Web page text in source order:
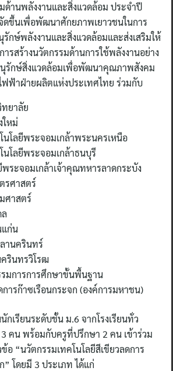
ด้านพลังงานและสิ่งแวดล้อม ประจำปี
ดขึ้นเพื่อพัฒนาศักยภาพเยาวชนในการ
รักษ์พลังงานและสิ่งแวดล้อมและส่งเสริมให้
รสร้างนวัตกรรมด้านการใช้พลังงานอย่าง
รักษ์สิ่งแวดล้อมเพื่อพัฒนาคุณภาพสังคม
ฟฟ้าฝ่ายผลิตแห่งประเทศไทย ร่วมกับ
ยาลัย
ใหม่
นโลยีพระจอมเกล้าพระนครเหนือ
นโลยีพระจอมเกล้าธนบุรี
ระจอมเกล้าเจ้าคุณทหารลาดกระบัง
รศาสตร์
ศาสตร์
ก่น
านครินทร์
รินทรวิโรฒ
มการการศึกษาขั้นพื้นฐาน
ารก๊าซเรือนกระจก (องค์การมหาชน)
กเรียนระดับชั้น ม.6 จากโรงเรียนทั่ว
คน พร้อมกับครูที่ปรึกษา 2 คน เข้าร่วม
อ “นวัตกรรมเทคโนโลยีสีเขียวลดการ
โดยมี 3 ประเภท ได้แก่